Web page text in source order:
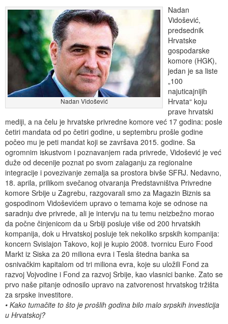
Nadan Vidošević
Nadan
Vidošević,
predsednik
Hrvatske
gospodarske
komore (HGK),
jedan je sa liste
„100
najuticajnijih
Hrvata“ koju
prave hrvatski
mediji, a na čelu je hrvatske privredne komore već 17 godina: posle
četiri mandata od po četiri godine, u septembru prošle godine
počeo mu je peti mandat koji se završava 2015. godine. Sa
ogromnim iskustvom i poznavanjem rada privrede, Vidošević je već
duže od decenije poznat po svom zalaganju za regionalne
integracije i povezivanje zemalja sa prostora bivše SFRJ. Nedavno,
18. aprila, prilikom svečanog otvaranja Predstavništva Privredne
komore Srbije u Zagrebu, razgovarali smo za Magazin Biznis sa
gospodinom Vidoševićem upravo o temama koje se odnose na
saradnju dve privrede, ali je intervju na tu temu neizbežno morao
da počne činjenicom da u Srbiji posluje više od 200 hrvatskih
kompanija, dok u Hrvatskoj posluje tek nekoliko srpskih kompanija:
koncern Svislajon Takovo, koji je kupio 2008. tvornicu Euro Food
Markt iz Siska za 20 miliona evra i Tesla štedna banka sa
osnivačkim kapitalom od tri miliona evra, koje su uložili Fond za
razvoj Vojvodine i Fond za razvoj Srbije, kao vlasnici banke. Zato se
prvo naše pitanje odnosilo upravo na zatvorenost hrvatskog tržišta
za srpske investitore.
• Kako tumačite to što je prošlih godina bilo malo srpskih investicija
u Hrvatskoj?